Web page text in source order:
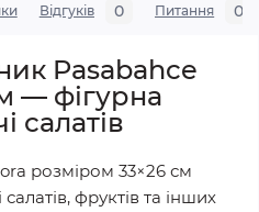
Відгуків 0 Питання 0
Pasabahce
— фігурна
салатів
розміром 33×26 см
фруктів та інших